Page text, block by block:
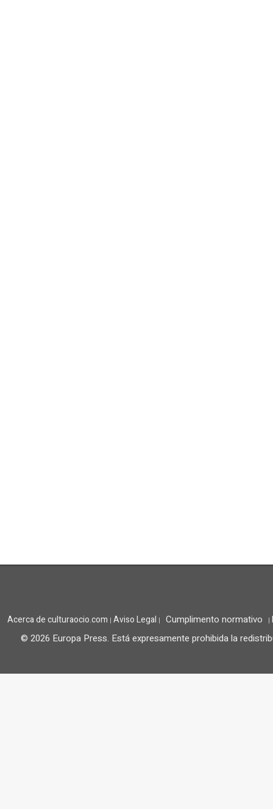
Acerca de culturaocio.com | Aviso Legal | Cumplimento normativo |
© 2026 Europa Press. Está expresamente prohibida la